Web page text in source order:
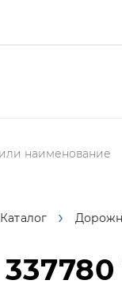
Каталог
337780